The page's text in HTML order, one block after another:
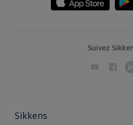
Suivez
Sikkens